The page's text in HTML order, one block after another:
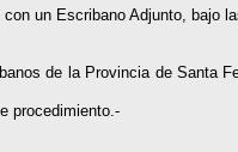
un Escribano Adjunto, bajo
de la Provincia de Santa
procedimiento.-